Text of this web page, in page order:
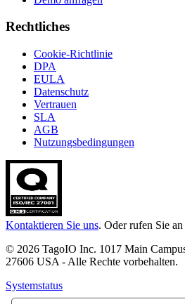
Rechtliches
Cookie-Richtlinie
DPA
EULA
Datenschutz
Vertrauen
SLA
AGB
Nutzungsbedingungen
Kontaktieren Sie uns. Oder rufen Sie an
© 2026 TagoIO Inc. 1017 Main
27606 USA - Alle Rechte vorbehalten.
Systemstatus